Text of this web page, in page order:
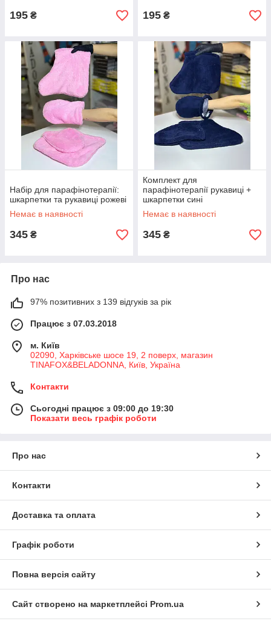
195 ₴ 195 ₴
Набір для парафінотерапії:
шкарпетки та рукавиці рожеві
Немає в наявності
345 ₴
Комплект для
парафінотерапії рукавиці +
шкарпетки сині
Немає в наявності
345 ₴
Про нас
97% позитивних з 139 відгуків за рік
Працює з 07.03.2018
м. Київ
02090, Харківське шосе 19, 2 поверх, магазин
TINAFOX&BELADONNA, Київ, Україна
Контакти
Сьогодні працює з 09:00 до 19:30
Показати весь графік роботи
Про нас
Контакти
Доставка та оплата
Графік роботи
Повна версія сайту
Сайт створено на маркетплейсі Prom.ua